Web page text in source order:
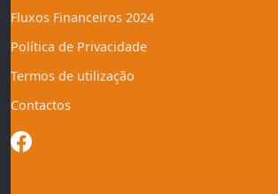
Fluxos Financeiros 2024
Política de Privacidade
Termos de utilização
Contactos